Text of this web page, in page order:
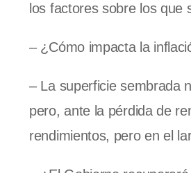
los factores sobre los que
– ¿Cómo impacta la
– La superficie sembrada
pero, ante la pérdida de
rendimientos, pero en el